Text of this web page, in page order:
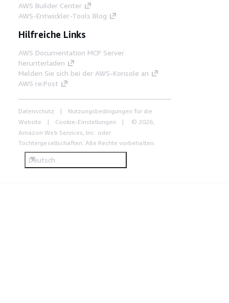
AWS Builder Center
AWS-Entwickler-Tools Blog
Hilfreiche Links
AWS Documentation MCP Server
herunterladen
Melden Sie sich bei der AWS-Konsole an
AWS re:Post
Datenschutz
Nutzungsbedingungen für die
Website
Cookie-Einstellungen
© 2026,
Amazon Web Services, Inc. oder
Tochtergesellschaften. Alle Rechte vorbehalten.
Deutsch